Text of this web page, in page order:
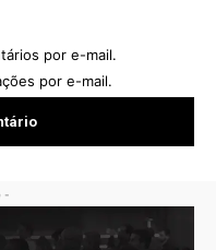
por e-mail.
por e-mail.
-